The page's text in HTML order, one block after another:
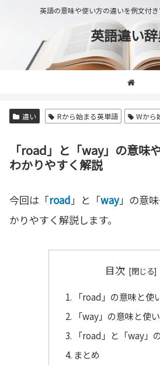
英語の意味や使い方の違いを例文付
英語違い
違い Rから始まる英単語 Wから
「road」と「way」の意味
わかりやすく解説
今回は「road」と「way」の意
かりやすく解説します。
目次
「road」の意味と使
「way」の意味と使
「road」と「way」
まとめ